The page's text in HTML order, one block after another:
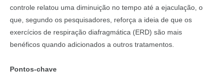
controle relatou uma diminuição no tempo até a ejaculação, o
que, segundo os pesquisadores, reforça a ideia de que os
exercícios de respiração diafragmática (ERD) são mais
benéficos quando adicionados a outros tratamentos.
Pontos-chave